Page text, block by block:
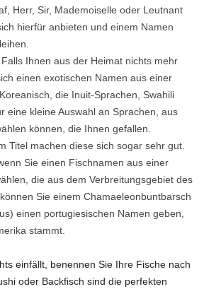
Herr, Sir, Mademoiselle oder Leutnant
hierfür anbieten und einem Namen
Falls Ihnen aus der Heimat nichts mehr
einen exotischen Namen aus einer
die Inuit-Sprachen, Swahili
eine kleine Auswahl an Sprachen, aus
können, die Ihnen gefallen.
Titel machen diese sich sogar sehr gut.
Sie einen Fischnamen aus einer
die aus dem Verbreitungsgebiet des
Sie einem Chamaeleonbuntbarsch
einen portugiesischen Namen geben,
stammt.
einfällt, benennen Sie Ihre Fische nach
oder Backfisch sind die perfekten